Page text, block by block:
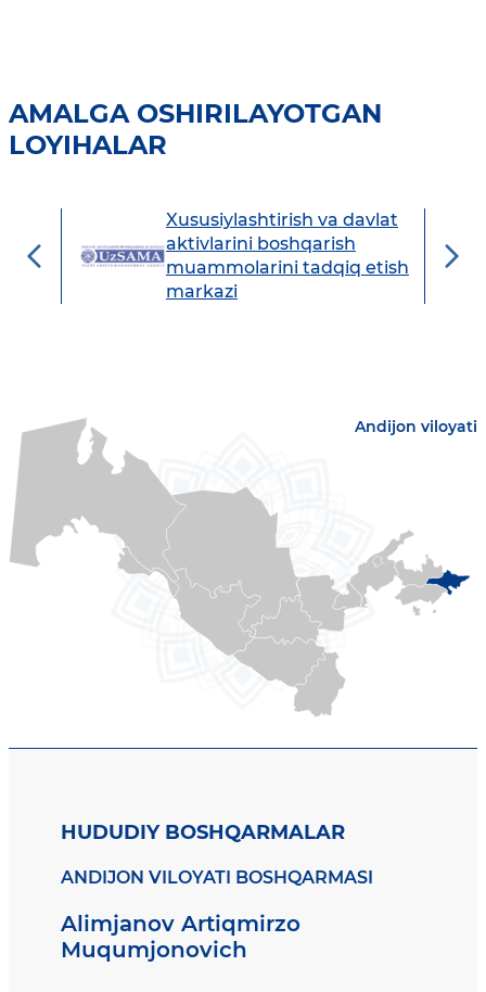
AMALGA OSHIRILAYOTGAN
LOYIHALAR
Xususiylashtirish va davlat
aktivlarini boshqarish
muammolarini tadqiq etish
markazi
Andijon viloyati
HUDUDIY BOSHQARMALAR
ANDIJON VILOYATI BOSHQARMASI
Alimjanov Artiqmirzo
Muqumjonovich